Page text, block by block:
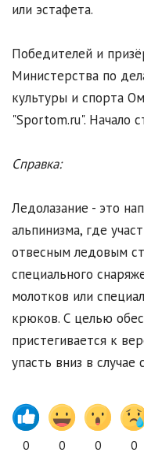
или эстафета.
Победителей и
Министерства по
культуры и спорта
"Sportom.ru". Начало
Справка:
Ледолазание - это
альпинизма, где
отвесным ледовым
специального
молотков или
крюков. С целью
пристегивается к
упасть вниз в случае
0 0 0 0